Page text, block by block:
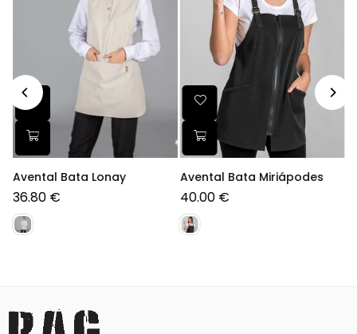
Avental Bata Lonay
Preço
normal
36.80 €
Avental Bata Miriápodes
40.00 €